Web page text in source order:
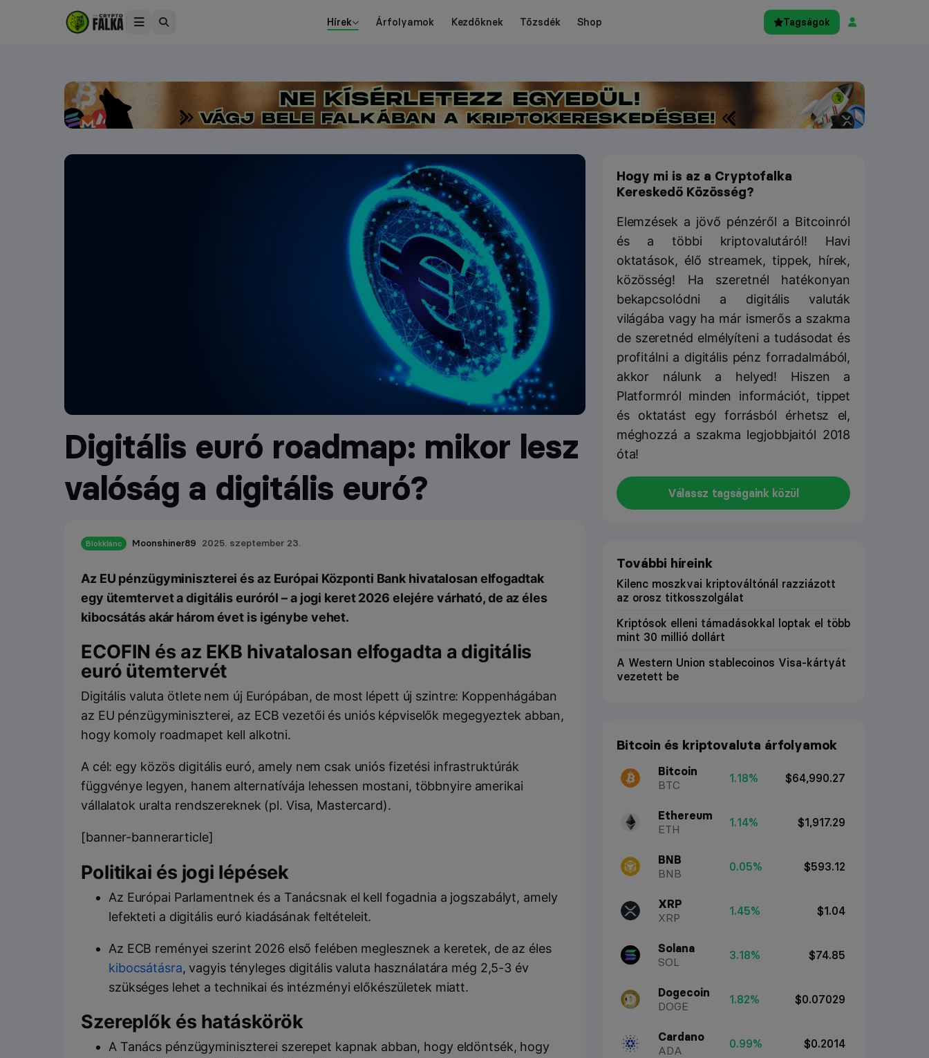
Hírek Árfolyamok Kezdőknek Tőzsdék Shop Tagságok
Digitális euró roadmap: mikor lesz
valóság a digitális euró?
Blokklánc Moonshiner89 2025. szeptember 23.
Az EU pénzügyminiszterei és az Európai Központi Bank hivatalosan elfogadtak
egy ütemtervet a digitális euróról – a jogi keret 2026 elejére várható, de az éles
kibocsátás akár három évet is igénybe vehet.
ECOFIN és az EKB hivatalosan elfogadta a digitális
euró ütemtervét
Digitális valuta ötlete nem új Európában, de most lépett új szintre: Koppenhágában
az EU pénzügyminiszterei, az ECB vezetői és uniós képviselők megegyeztek abban,
hogy komoly roadmapet kell alkotni.
A cél: egy közös digitális euró, amely nem csak uniós fizetési infrastruktúrák
függvénye legyen, hanem alternatívája lehessen mostani, többnyire amerikai
vállalatok uralta rendszereknek (pl. Visa, Mastercard).
[banner-bannerarticle]
Politikai és jogi lépések
Az Európai Parlamentnek és a Tanácsnak el kell fogadnia a jogszabályt, amely
lefekteti a digitális euró kiadásának feltételeit.
Az ECB reményei szerint 2026 első felében meglesznek a keretek, de az éles
kibocsátásra, vagyis tényleges digitális valuta használatára még 2,5-3 év
szükséges lehet a technikai és intézményi előkészületek miatt.
Szereplők és hatáskörök
A Tanács pénzügyminiszterei szerepet kapnak abban, hogy eldöntsék, hogy
Hogy mi is az a Cryptofalka
Kereskedő Közösség?
Elemzések a jövő pénzéről a Bitcoinról
és a többi kriptovalutáról! Havi
oktatások, élő streamek, tippek, hírek,
közösség! Ha szeretnél hatékonyan
bekapcsolódni a digitális valuták
világába vagy ha már ismerős a szakma
de szeretnéd elmélyíteni a tudásodat és
profitálni a digitális pénz forradalmából,
akkor nálunk a helyed! Hiszen a
Platformról minden információt, tippet
és oktatást egy forrásból érhetsz el,
méghozzá a szakma legjobbjaitól 2018
óta!
Válassz tagságaink közül
További híreink
Kilenc moszkvai kriptováltónál razziázott
az orosz titkosszolgálat
Kriptósok elleni támadásokkal loptak el több
mint 30 millió dollárt
A Western Union stablecoinos Visa-kártyát
vezetett be
Bitcoin és kriptovaluta árfolyamok
Bitcoin
BTC
1.18% $64,990.27
Ethereum
ETH
1.14% $1,917.29
BNB
BNB
0.05% $593.12
XRP
XRP
1.45% $1.04
Solana
SOL
3.18% $74.85
Dogecoin
DOGE
1.82% $0.07029
Cardano
ADA
0.99% $0.2014